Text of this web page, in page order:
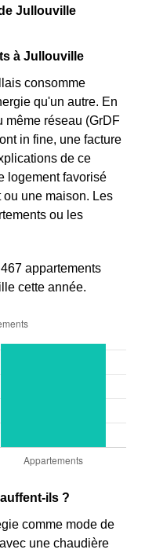
Jullouville
à Jullouville
consomme
qu'un autre. En
même réseau (GrDF
in fine, une facture
de ce
logement favorisé
ou une maison. Les
ou les
appartements
cette année.
ils ?
comme mode de
une chaudière